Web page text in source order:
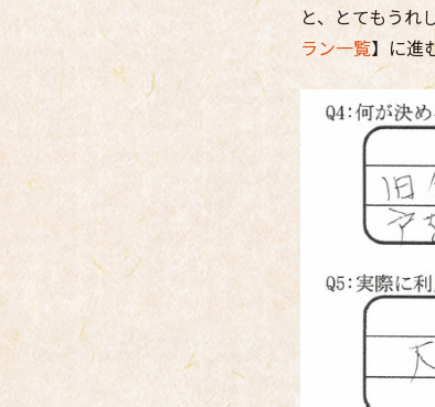
と、とてもうれ
ラン一覧】に進